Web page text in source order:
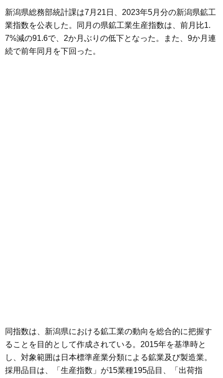
新潟県総務部統計課は7月21日、2023年5月分の新潟県鉱工
業指数を公表した。同月の県鉱工業生産指数は、前月比1.
7%減の91.6で、2か月ぶりの低下となった。また、9か月連
続で前年同月を下回った。
同指数は、新潟県における鉱工業の動向を総合的に把握す
ることを目的として作成されている。2015年を基準時と
し、対象範囲は日本標準産業分類による鉱業及び製造業。
採用品目は、「生産指数」が15業種195品目、「出荷指